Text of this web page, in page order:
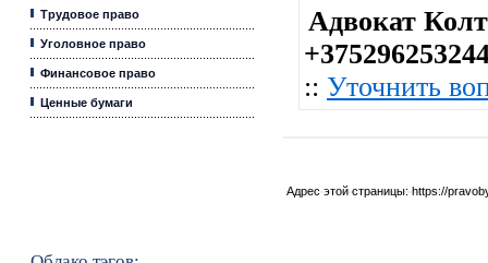
Трудовое право
Уголовное право
Финансовое право
Ценные бумаги
Адвокат
:: Уточнить
Адрес этой страницы: https://